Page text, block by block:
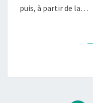
puis, à partir de la…